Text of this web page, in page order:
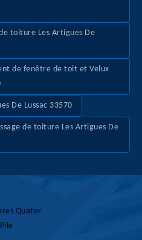
toiture Les Artigues De
de fenêtre de toit et Velux
De Lussac 33570
de toiture Les Artigues De
Quater